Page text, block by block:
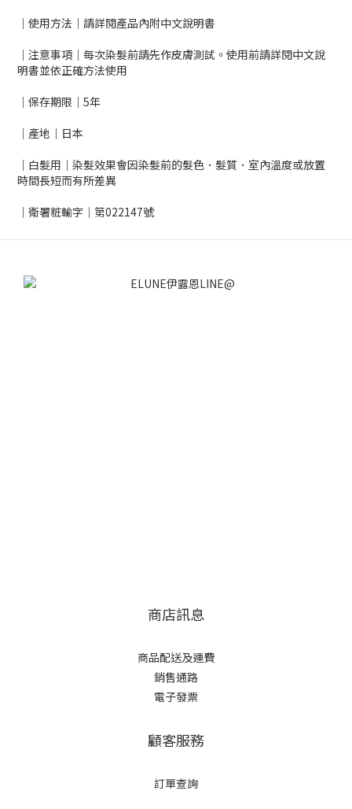
｜使用方法｜請詳閱產品內附中文說明書
｜注意事項｜每次染髮前請先作皮膚測試。使用前請詳閱中文說
明書並依正確方法使用
｜保存期限｜5年
｜產地｜日本
｜白髮用｜染髮效果會因染髮前的髮色．髮質．室內溫度或放置
時間長短而有所差異
｜衛署粧輸字｜第022147號
商店訊息
商品配送及運費
銷售通路
電子發票
顧客服務
訂單查詢